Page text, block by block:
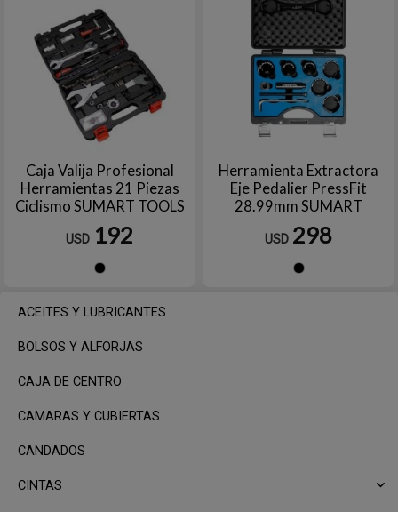
ACEITES Y LUBRICANTES
BOLSOS Y ALFORJAS
CAJA DE CENTRO
CAMARAS Y CUBIERTAS
CANDADOS
CINTAS
Caja Valija Profesional
Herramientas 21 Piezas
Ciclismo SUMART TOOLS
USD 192
Herramienta Extractora
Eje Pedalier PressFit
28.99mm SUMART
USD 298